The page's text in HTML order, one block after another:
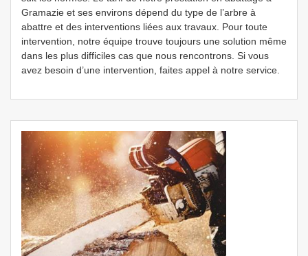
Gramazie et ses environs dépend du type de l’arbre à
abattre et des interventions liées aux travaux. Pour toute
intervention, notre équipe trouve toujours une solution même
dans les plus difficiles cas que nous rencontrons. Si vous
avez besoin d’une intervention, faites appel à notre service.